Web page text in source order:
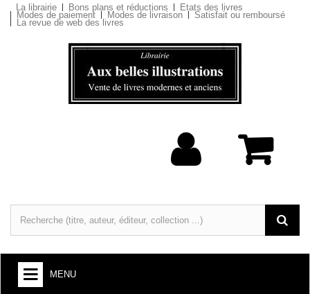
La librairie Bons plans et réductions Etats des livres
Modes de paiement Modes de livraison Satisfait ou remboursé
La revue de web des livres
MENU